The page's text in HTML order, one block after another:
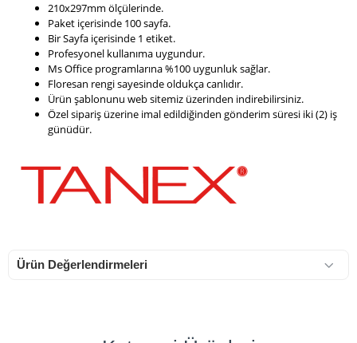
210x297mm ölçülerinde.
Paket içerisinde 100 sayfa.
Bir Sayfa içerisinde 1 etiket.
Profesyonel kullanıma uygundur.
Ms Office programlarına %100 uygunluk sağlar.
Floresan rengi sayesinde oldukça canlıdır.
Ürün şablonunu web sitemiz üzerinden indirebilirsiniz.
Özel sipariş üzerine imal edildiğinden gönderim süresi iki (2) iş
günüdür.
Ürün Değerlendirmeleri